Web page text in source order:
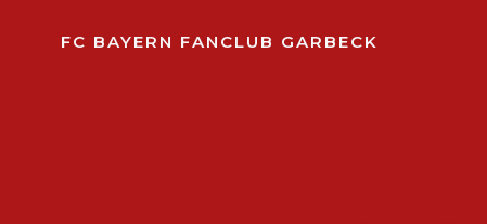
FC BAYERN FANCLUB GARBECK